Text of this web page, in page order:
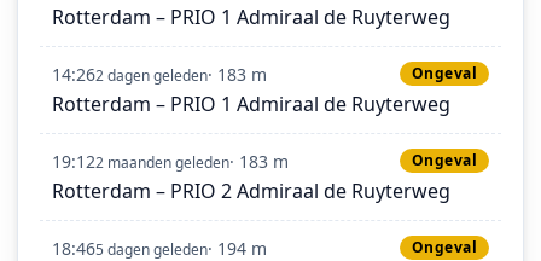
Rotterdam – PRIO 1 Admiraal de Ruyterweg
14:262 dagen geleden· 183 m Ongeval
Rotterdam – PRIO 1 Admiraal de Ruyterweg
19:122 maanden geleden· 183 m Ongeval
Rotterdam – PRIO 2 Admiraal de Ruyterweg
18:465 dagen geleden· 194 m Ongeval